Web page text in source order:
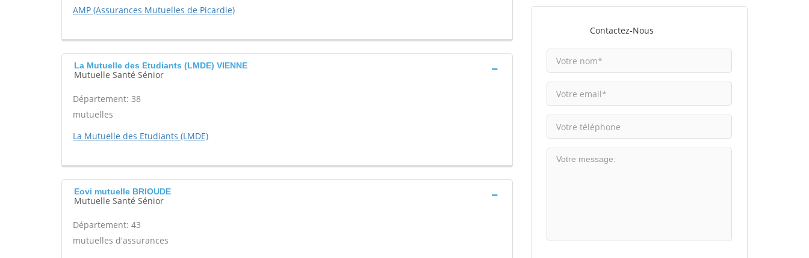
AMP (Assurances Mutuelles de Picardie)
La Mutuelle des Etudiants (LMDE) VIENNE
Mutuelle Santé Sénior
Département: 38
mutuelles
La Mutuelle des Etudiants (LMDE)
Eovi mutuelle BRIOUDE
Mutuelle Santé Sénior
Département: 43
mutuelles d'assurances
Contactez-Nous